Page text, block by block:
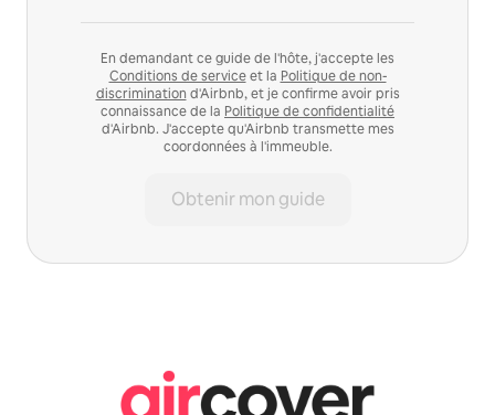
En demandant ce guide de l'hôte, j'accepte les
Conditions de serviceet la Politique de non-
discrimination d'Airbnb, et je confirme avoir pris
connaissance de la Politique de confidentialité
d'Airbnb. J'accepte qu'Airbnb transmette mes
coordonnées à l'immeuble.
Obtenir mon guide